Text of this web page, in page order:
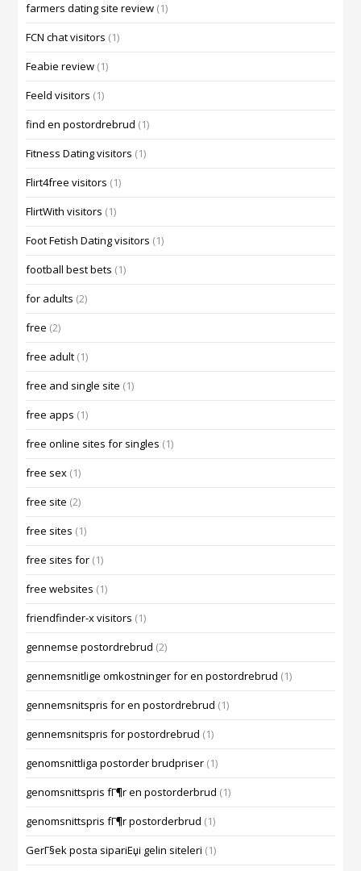
farmers dating site review (1)
FCN chat visitors (1)
Feabie review (1)
Feeld visitors (1)
find en postordrebrud (1)
Fitness Dating visitors (1)
Flirt4free visitors (1)
FlirtWith visitors (1)
Foot Fetish Dating visitors (1)
football best bets (1)
for adults (2)
free (2)
free adult (1)
free and single site (1)
free apps (1)
free online sites for singles (1)
free sex (1)
free site (2)
free sites (1)
free sites for (1)
free websites (1)
friendfinder-x visitors (1)
gennemse postordrebrud (2)
gennemsnitlige omkostninger for en postordrebrud (1)
gennemsnitspris for en postordrebrud (1)
gennemsnitspris for postordrebrud (1)
genomsnittliga postorder brudpriser (1)
genomsnittspris fГ¶r en postorderbrud (1)
genomsnittspris fГ¶r postorderbrud (1)
GerГ§ek posta sipariЕџi gelin siteleri (1)